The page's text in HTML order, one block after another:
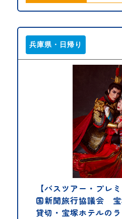
兵庫県・日帰り
【バスツアー・プレ
国新聞旅行協議会 宝
貸切・宝塚ホテルの